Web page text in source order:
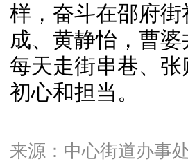
样，奋斗在邵府
成、黄静怡，曹
每天走街串巷、
初心和担当。
来源：中心街道办事处